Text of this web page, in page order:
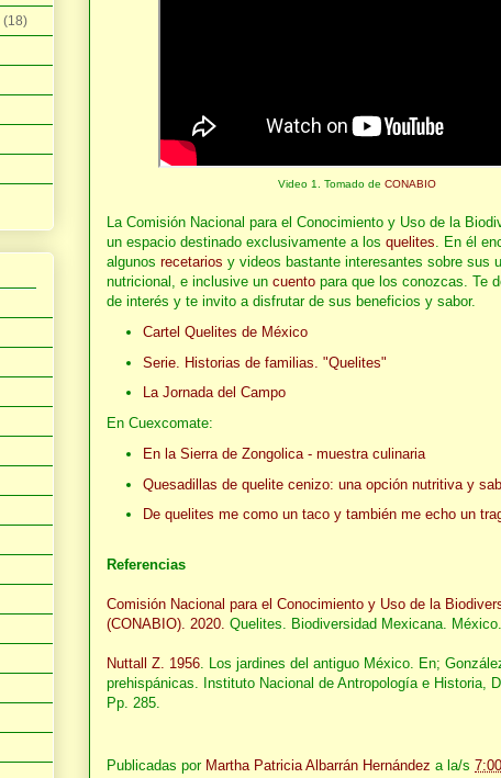
Video 1. Tomado de CONABIO
La Comisión Nacional para el Conocimiento y Uso de la
un espacio destinado exclusivamente a los quelites. En él
algunos recetarios y videos bastante interesantes sobre sus
nutricional, e inclusive un cuento para que los conozcas. Te
de interés y te invito a disfrutar de sus beneficios y sabor.
Cartel Quelites de México
Serie. Historias de familias. "Quelites"
La Jornada del Campo
En Cuexcomate:
En la Sierra de Zongolica - muestra culinaria
Quesadillas de quelite cenizo: una opción nutritiva y
De quelites me como un taco y también me echo un
Referencias
Comisión Nacional para el Conocimiento y Uso de la
(CONABIO). 2020. Quelites. Biodiversidad Mexicana. México.
Nuttall Z. 1956. Los jardines del antiguo México. En;
prehispánicas. Instituto Nacional de Antropología e Historia,
Pp. 285.
Publicadas por Martha Patricia Albarrán Hernández a la/s
(18)